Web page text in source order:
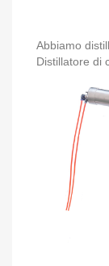
Abbiamo
Distillatore di